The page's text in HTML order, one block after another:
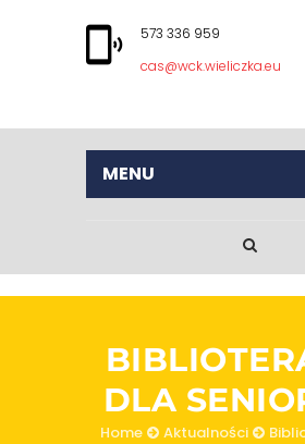
573 336 959
cas@wck.wieliczka.eu
MENU
DLA
Home Aktualności